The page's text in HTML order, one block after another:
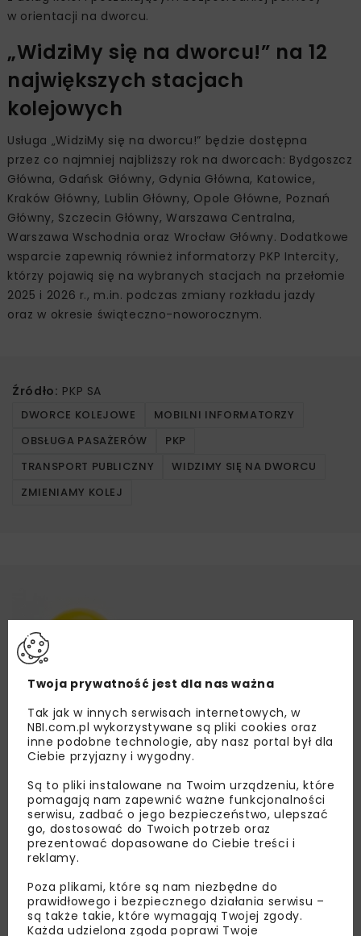
w orientacji na dworcu.
„WidziMy się na dworcu!” na 12
największych stacjach
kolejowych
Usługa „WidziMy się na dworcu!” będzie dostępna
przez co najmniej najbliższy rok na dworcach: Bydgoszcz
Główna, Gdańsk Główny, Gdynia Główna, Katowice,
Kraków Główny, Lublin Główny, Opole Główne, Poznań
Główny, Szczecin Główny, Warszawa Centralna,
Warszawa Wschodnia oraz Wrocław Główny. Dodatkowe
wsparcie zapewnią również informatorzy PKP Intercity,
którzy pojawią się na wybranych stacjach na przełomie
2025 i 2026 r., m.in. podczas zmiany rozkładu jazdy
oraz w okresie świąteczno-noworocznym.
Źródło: PKP SA
DWORCE KOLEJOWE
MOBILNI INFORMATORZY
OBSŁUGA PASAŻERÓW
PKP
TRANSPORT PUBLICZNY
WIDZIMY SIĘ NA DWORCU
ZMIENIAMY KOLEJ
Lubisz wiedzieć więcej?
Twoja prywatność jest dla nas ważna
Tak jak w innych serwisach internetowych, w
NBI.com.pl wykorzystywane są pliki cookies oraz
inne podobne technologie, aby nasz portal był dla
Ciebie przyjazny i wygodny.
Są to pliki instalowane na Twoim urządzeniu, które
pomagają nam zapewnić ważne funkcjonalności
serwisu, zadbać o jego bezpieczeństwo, ulepszać
go, dostosować do Twoich potrzeb oraz
prezentować dopasowane do Ciebie treści i
reklamy.
Poza plikami, które są nam niezbędne do
prawidłowego i bezpiecznego działania serwisu –
są także takie, które wymagają Twojej zgody.
Każda udzielona zgoda poprawi Twoje